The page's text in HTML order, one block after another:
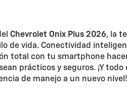
Chevrolet Onix Plus 2026, la
de vida. Conectividad
total con tu smartphone
prácticos y seguros. ¡Y
de manejo a un nuevo nivel!